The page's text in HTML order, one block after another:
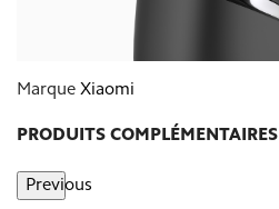
Marque Xiaomi
PRODUITS COMPLÉMENTAIRES
Previous